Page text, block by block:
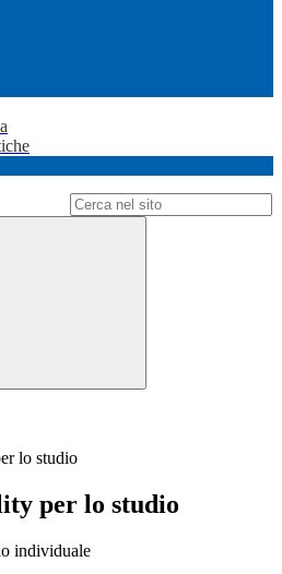
lo studio
per lo studio
individuale